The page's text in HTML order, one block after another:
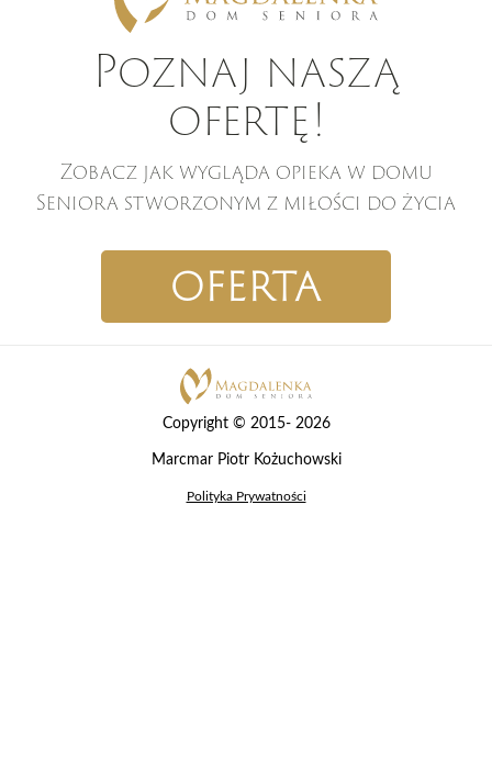
Poznaj naszą
ofertę!
Zobacz jak wygląda opieka w domu
Seniora stworzonym z miłości do życia
OFERTA
Copyright © 2015- 2026
Marcmar Piotr Kożuchowski
Polityka Prywatności